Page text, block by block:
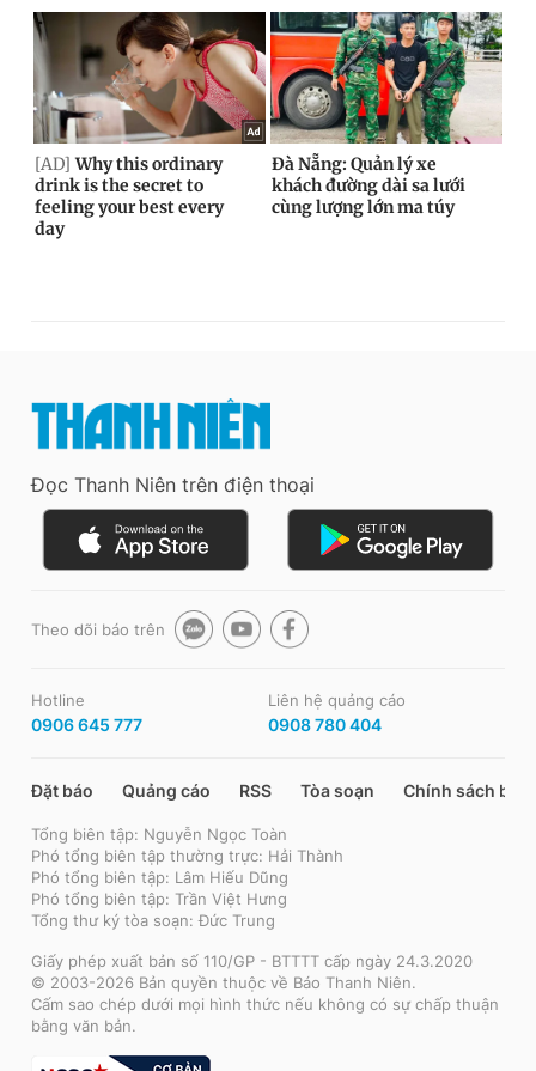
Đọc Thanh Niên trên điện thoại
Theo dõi báo trên
Hotline
0906 645 777
Liên hệ quảng cáo
0908 780 404
Đặt báo Quảng cáo RSS Tòa soạn Chính sách bảo
Tổng biên tập: Nguyễn Ngọc Toàn
Phó tổng biên tập thường trực: Hải Thành
Phó tổng biên tập: Lâm Hiếu Dũng
Phó tổng biên tập: Trần Việt Hưng
Tổng thư ký tòa soạn: Đức Trung
Giấy phép xuất bản số 110/GP - BTTTT cấp ngày 24.3.2020
© 2003-2026 Bản quyền thuộc về Báo Thanh Niên.
Cấm sao chép dưới mọi hình thức nếu không có sự chấp thuận
bằng văn bản.